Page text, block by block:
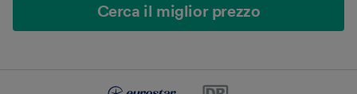
Cerca il miglior prezzo